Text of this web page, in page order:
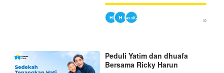
H H 43.9K+ ∞
Peduli Yatim dan dhuafa
Bersama Ricky Harun